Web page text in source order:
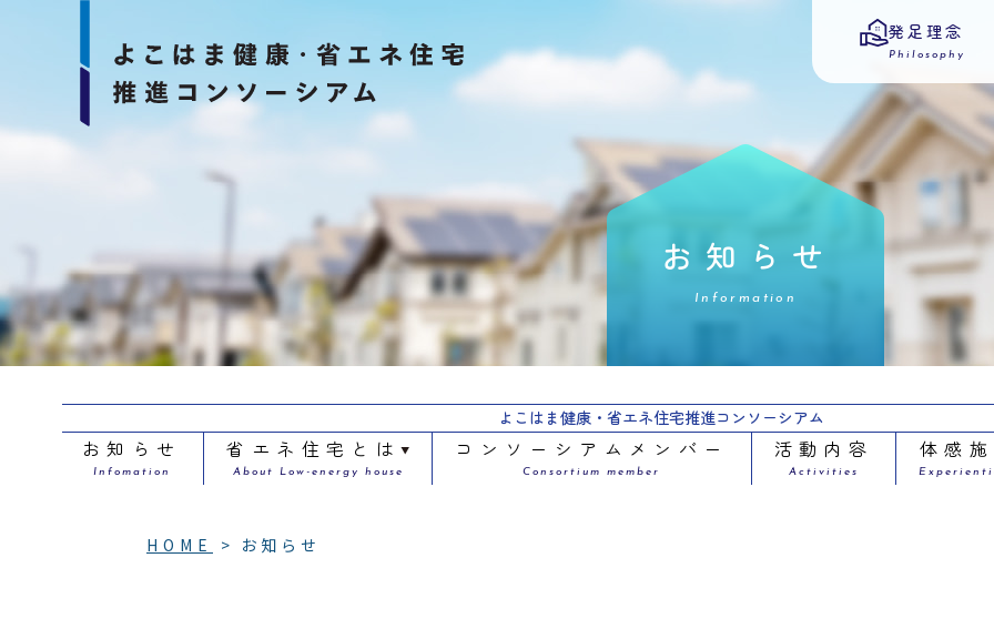
発足理念
Philosophy
よこはま健康・省エネ住宅推進コンソーシアム
お知らせ
Infomation
省エネ住宅とは
About Low-energy house
コンソーシアムメンバー
Consortium member
活動内容
Activities
体感
お知らせ
Information
HOME お知らせ